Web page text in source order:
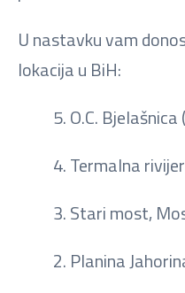
U nastavku vam
lokacija u BiH:
5. O.C.
4. Termalna
3. Stari most,
2. Planina